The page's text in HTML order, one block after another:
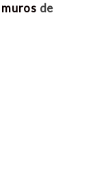
muros de